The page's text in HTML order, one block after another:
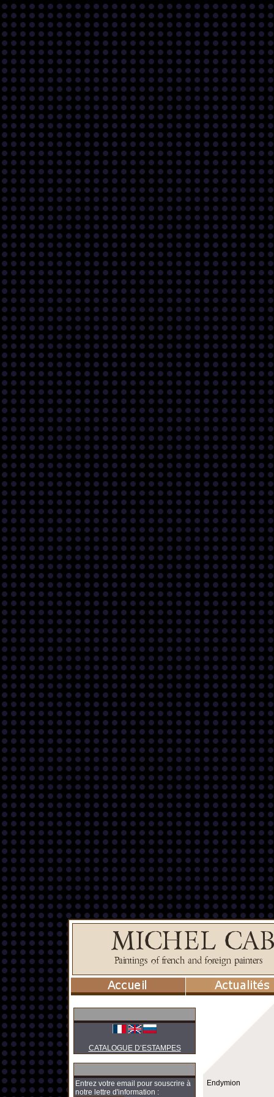
CATALOGUE D’ESTAMPES
Entrez votre email pour souscrire à
notre lettre d'information :
Endymion